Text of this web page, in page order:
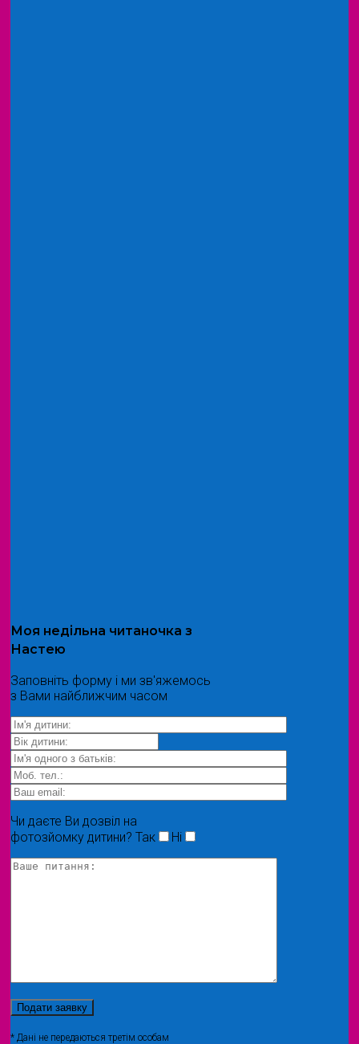
Моя недільна читаночка з
Настею
Заповніть форму і ми зв'яжемось
з Вами найближчим часом
Чи даєте Ви дозвіл на
фотозйомку дитини? Так Ні
* Дані не передаються третім особам